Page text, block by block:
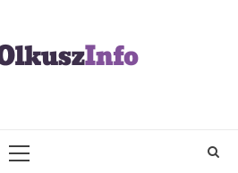
PRIMARY